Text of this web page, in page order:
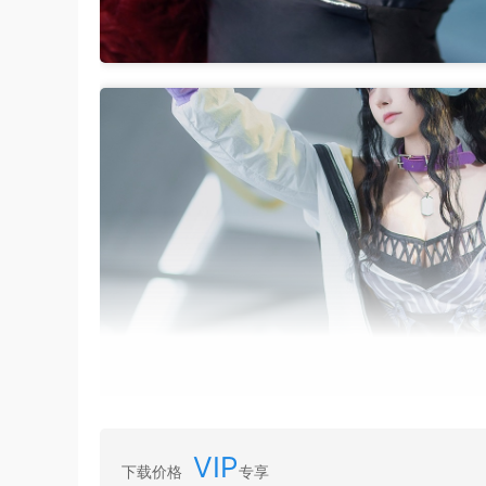
下载价格 VIP专享